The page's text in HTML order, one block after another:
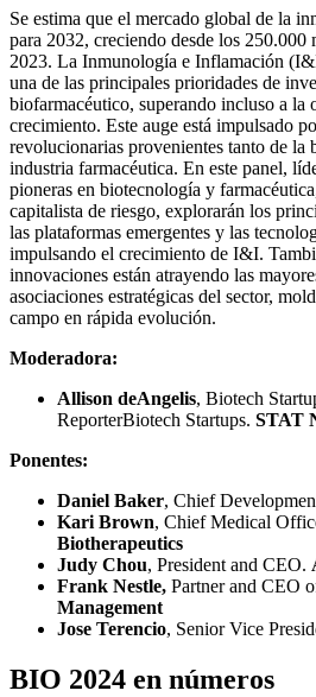
Se estima que el mercado global de la
para 2032, creciendo desde los 250.000
2023. La Inmunología e Inflamación
una de las principales prioridades de
biofarmacéutico, superando incluso a la
crecimiento. Este auge está impulsado
revolucionarias provenientes tanto de la
industria farmacéutica. En este panel,
pioneras en biotecnología y
capitalista de riesgo, explorarán los
las plataformas emergentes y las
impulsando el crecimiento de I&I.
innovaciones están atrayendo las
asociaciones estratégicas del sector,
campo en rápida evolución.
Moderadora:
Allison deAngelis, Biotech
ReporterBiotech Startups. STAT
Ponentes:
Daniel Baker, Chief
Kari Brown, Chief Medical
Biotherapeutics
Judy Chou, President and CEO.
Frank Nestle, Partner and CEO
Management
Jose Terencio, Senior Vice
BIO 2024 en números